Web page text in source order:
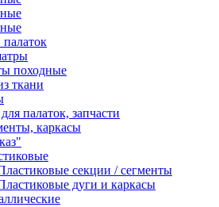
походные
ткани
палаток, запчасти
каркасы
секции / сегменты
дуги и каркасы